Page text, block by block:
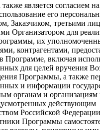
является согласием
его
Заказчиком, третьими
Организатором для
их
контрагентами,
Программе, включая
для целей вручения
Программы, а также
и информации
органам и организациям
действующим
Российской
Программы